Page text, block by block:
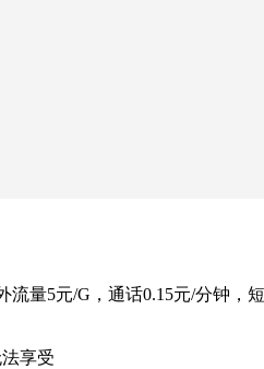
流量5元/G，通话0.15元/分钟，
享受